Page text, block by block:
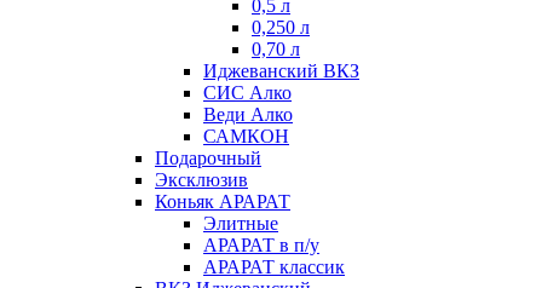
0,5 л
0,250 л
0,70 л
Иджеванский ВКЗ
СИС Алко
Веди Алко
САМКОН
Подарочный
Эксклюзив
Коньяк АРАРАТ
Элитные
АРАРАТ в п/у
АРАРАТ классик